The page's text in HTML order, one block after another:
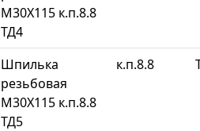
М30Х115 к.п.8.8
ТД4
Шпилька
резьбовая
М30Х115 к.п.8.8
ТД5
к.п.8.8